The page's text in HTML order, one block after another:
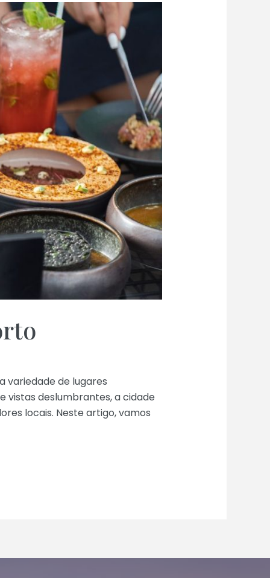
variedade de lugares
vistas deslumbrantes, a cidade
locais. Neste artigo, vamos